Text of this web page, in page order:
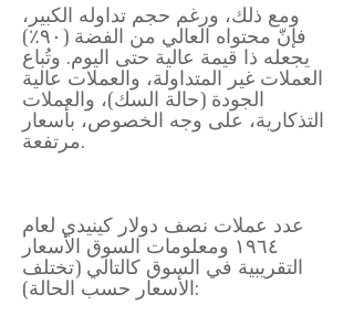
ومع ذلك، ورغم حجم تداوله الكبير،
فإنّ محتواه العالي من الفضة (٩٠٪)
يجعله ذا قيمة عالية حتى اليوم. وتُباع
العملات غير المتداولة، والعملات عالية
الجودة (حالة السك)، والعملات
التذكارية، على وجه الخصوص، بأسعار
مرتفعة.
عدد عملات نصف دولار كينيدي لعام
١٩٦٤ ومعلومات السوق الأسعار
التقريبية في السوق كالتالي (تختلف
الأسعار حسب الحالة):